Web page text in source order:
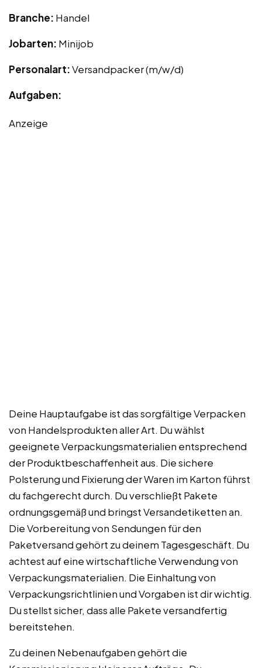
Branche: Handel
Jobarten: Minijob
Personalart:Versandpacker (m/w/d)
Aufgaben:
Anzeige
Deine Hauptaufgabe ist das sorgfältige Verpacken
von Handelsprodukten aller Art. Du wählst
geeignete Verpackungsmaterialien entsprechend
der Produktbeschaffenheit aus. Die sichere
Polsterung und Fixierung der Waren im Karton führst
du fachgerecht durch. Du verschließt Pakete
ordnungsgemäß und bringst Versandetiketten an.
Die Vorbereitung von Sendungen für den
Paketversand gehört zu deinem Tagesgeschäft. Du
achtest auf eine wirtschaftliche Verwendung von
Verpackungsmaterialien. Die Einhaltung von
Verpackungsrichtlinien und Vorgaben ist dir wichtig.
Du stellst sicher, dass alle Pakete versandfertig
bereitstehen.
Zu deinen Nebenaufgaben gehört die